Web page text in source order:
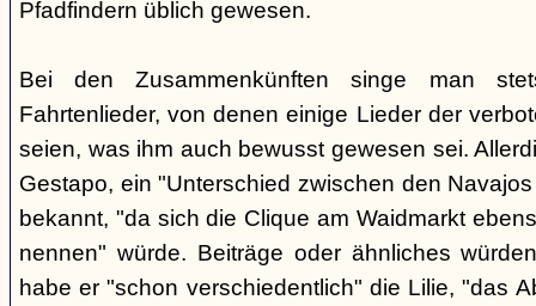
Pfadfindern üblich gewesen.
Bei den Zusammenkünften singe man
Fahrtenlieder, von denen einige Lieder der
seien, was ihm auch bewusst gewesen sei.
Gestapo, ein "Unterschied zwischen den
bekannt, "da sich die Clique am Waidmarkt
nennen" würde. Beiträge oder ähnliches
habe er "schon verschiedentlich" die Lilie, "das